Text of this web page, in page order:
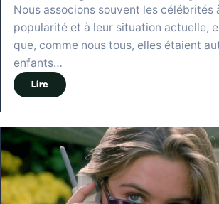
Nous associons souvent les célébrités
popularité et à leur situation actuelle,
que, comme nous tous, elles étaient
enfants…
Lire